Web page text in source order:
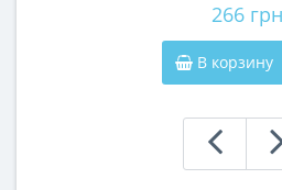
266 грн
В корзину